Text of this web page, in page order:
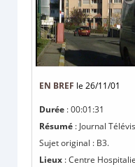
EN BREF le 26/11/01
Durée : 00:01:31
Résumé : Journal
Sujet original : B3.
Lieux : Centre